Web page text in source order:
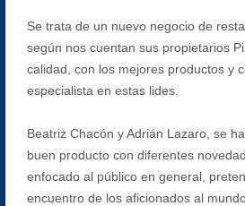
Se trata de un nuevo negocio de
según nos cuentan sus propietarios
calidad, con los mejores productos y
especialista en estas lides.
Beatriz Chacón y Adrián Lazaro, se
buen producto con diferentes
enfocado al público en general,
encuentro de los aficionados al